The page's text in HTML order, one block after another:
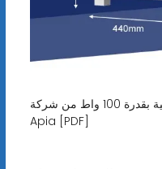
مصباح شارع يعمل بالطاقة الشمسية بقدرة 100 واط من شركة
Apia [PDF]